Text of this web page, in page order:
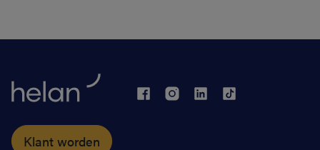
Klant worden